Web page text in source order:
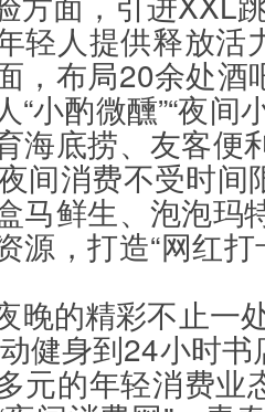
轻人提供释放活
，布局20余处酒
“小酌微醺”“夜间
海底捞、友客便
间消费不受时间
马鲜生、泡泡玛
源，打造“网红打
的精彩不止一
健身到24小时
元的年轻消费业